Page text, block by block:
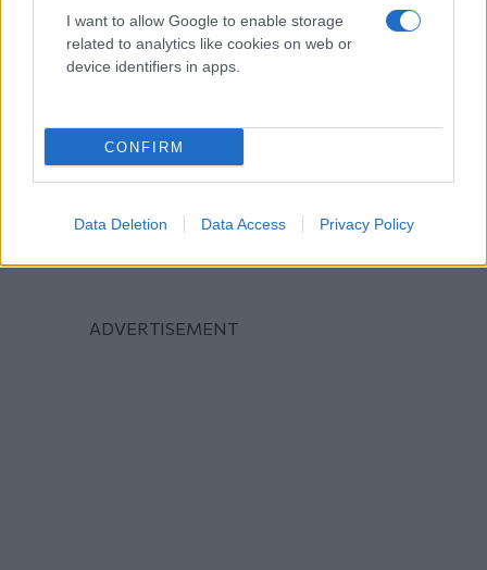
I want to allow Google to enable storage
related to analytics like cookies on web or
device identifiers in apps.
CONFIRM
Data Deletion Data Access Privacy Policy